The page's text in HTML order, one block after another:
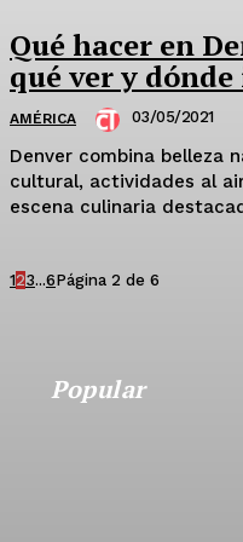
Qué hacer en
qué ver y
AMÉRICA 03/05/2021
Denver combina belleza
cultural, actividades al
escena culinaria
123...6Página 2 de 6
Popular